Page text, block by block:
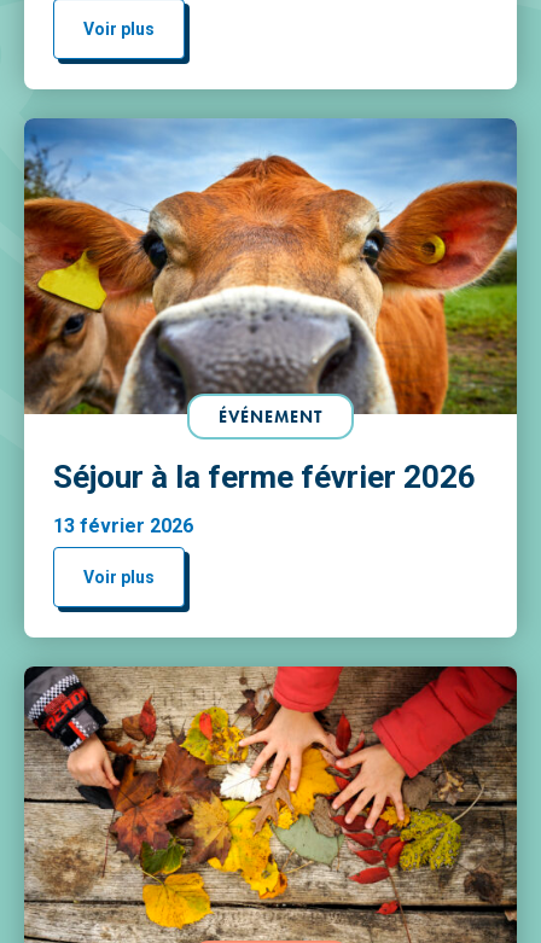
(…) Pour compléter votre information, un courrier
Voir plus
ÉVÉNEMENT
Séjour à la ferme février 2026
13 février 2026
Voir plus